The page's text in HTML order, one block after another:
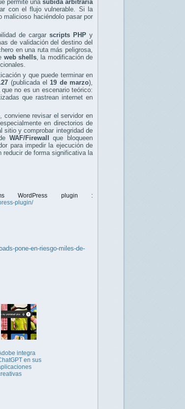
permite una subida arbitraria
con el flujo vulnerable. Si la
malicioso haciéndolo pasar por
de cargarscripts PHP y
de validación del destino del
en una ruta más peligrosa,
web shells , la modificación de
y que puede terminar en
(publicada el19 de marzo),
no es un escenario teórico:
que rastrean internet en
conviene revisar el servidor en
en directorios de
sitio y comprobar integridad de
WAF/Firewall
que bloqueen
para impedir la ejecución de
reducir de forma significativa la
WordPress plugin :
plugin/
pone-en-riesgo-miles-de-
integra
en sus